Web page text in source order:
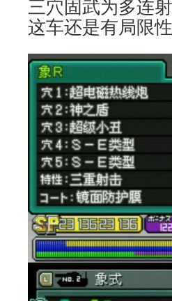
三穴固武为多连
这车还是有局限